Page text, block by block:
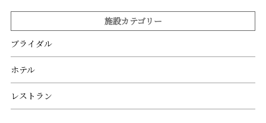
施設カテゴリー
ブライダル
ホテル
レストラン